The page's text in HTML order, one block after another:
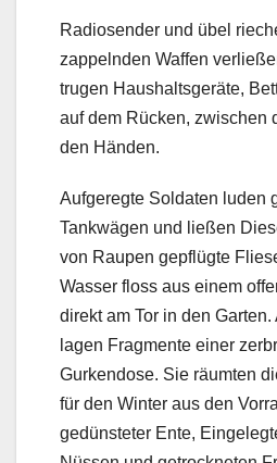
Radiosender und übel
zappelnden Waffen
trugen Haushaltsgeräte,
auf dem Rücken, zwischen
den Händen.
Aufgeregte Soldaten luden
Tankwägen und ließen
von Raupen gepflügte
Wasser floss aus einem
direkt am Tor in den
lagen Fragmente einer
Gurkendose. Sie räumten
für den Winter aus den
gedünsteter Ente,